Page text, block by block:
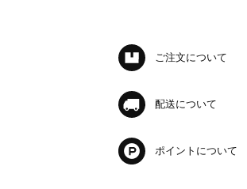
ご注文について
配送について
ポイントについて